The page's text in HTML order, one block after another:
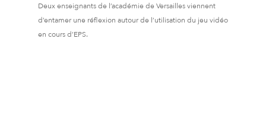
Deux enseignants de l’académie de Versailles viennent
d’entamer une réflexion autour de l’utilisation du jeu vidéo
en cours d’EPS.